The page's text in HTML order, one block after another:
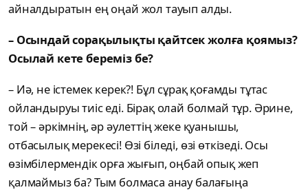
айналдыратын ең оңай жол тауып алды.
– Осындай сорақылықты қайтсек жолға қоямыз?
Осылай кете береміз бе?
– Иә, не істемек керек?! Бұл сұрақ қоғамды тұтас
ойландыруы тиіс еді. Бірақ олай болмай тұр. Әрине,
той – әркімнің, әр әулеттің жеке қуанышы,
отбасылық мерекесі! Өзі біледі, өзі өткізеді. Осы
өзімбілермендік орға жығып, оңбай опық жеп
қалмаймыз ба? Тым болмаса анау балағыңа